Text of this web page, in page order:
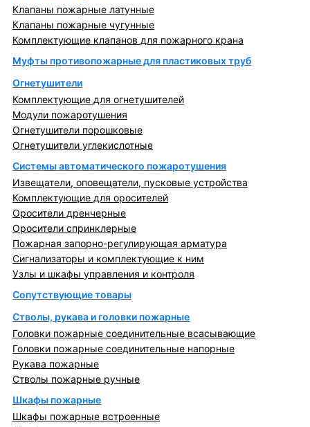
Клапаны пожарные латунные
Клапаны пожарные чугунные
Комплектующие клапанов для пожарного крана
Муфты противопожарные для пластиковых труб
Огнетушители
Комплектующие для огнетушителей
Модули пожаротушения
Огнетушители порошковые
Огнетушители углекислотные
Системы автоматического пожаротушения
Извещатели, оповещатели, пусковые устройства
Комплектующие для оросителей
Оросители дренчерные
Оросители спринклерные
Пожарная запорно-регулирующая арматура
Сигнализаторы и комплектующие к ним
Узлы и шкафы управления и контроля
Сопутствующие товары
Стволы, рукава и головки пожарные
Головки пожарные соединительные всасывающие
Головки пожарные соединительные напорные
Рукава пожарные
Стволы пожарные ручные
Шкафы пожарные
Шкафы пожарные встроенные